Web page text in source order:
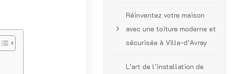
Réinventez votre maison
avec une toiture moderne et
sécurisée à Ville-d’Avray
L’art de l’installation de